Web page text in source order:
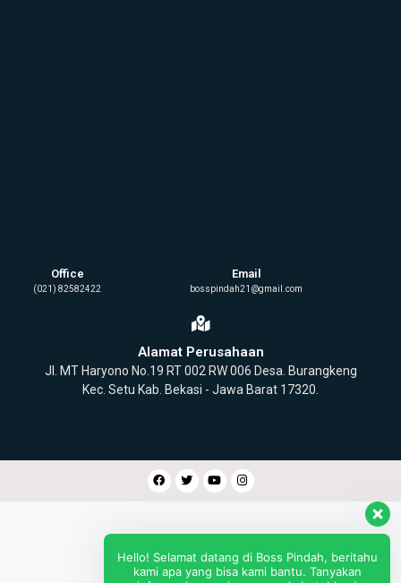
Alamat Perusahaan
Jl. MT Haryono No.19 RT 002 RW 006 Desa. Burangkeng
Kec. Setu Kab. Bekasi - Jawa Barat 17320.
Office
(021) 82582422
Email
bosspindah21@gmail.com
Hello! Selamat datang di Boss Pindah, beritahu
kami apa yang bisa kami bantu. Tanyakan